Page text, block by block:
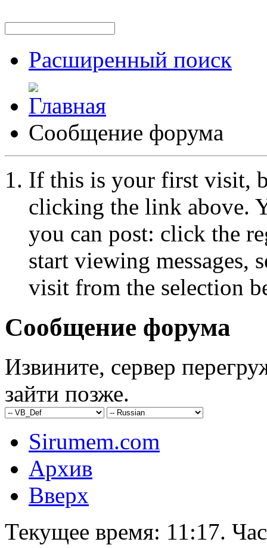
Расширенный поиск
Сообщение форума
If this is your first visit,
clicking the link above.
you can post: click the
start viewing messages,
visit from the selection
Сообщение форума
Извините, сервер
зайти позже.
Sirumem.com
Архив
Вверх
Текущее время: 11:17.